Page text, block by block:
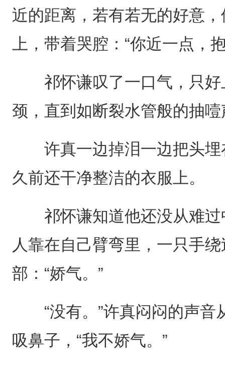
近的距离，若有若无的好意
上，带着哭腔：“你近一点，
祁怀谦叹了一口气，只好
颈，直到如断裂水管般的抽
许真一边掉泪一边把头埋
久前还干净整洁的衣服上。
祁怀谦知道他还没从难过
人靠在自己臂弯里，一只手
部：“娇气。”
“没有。”许真闷闷的声音
吸鼻子，“我不娇气。”